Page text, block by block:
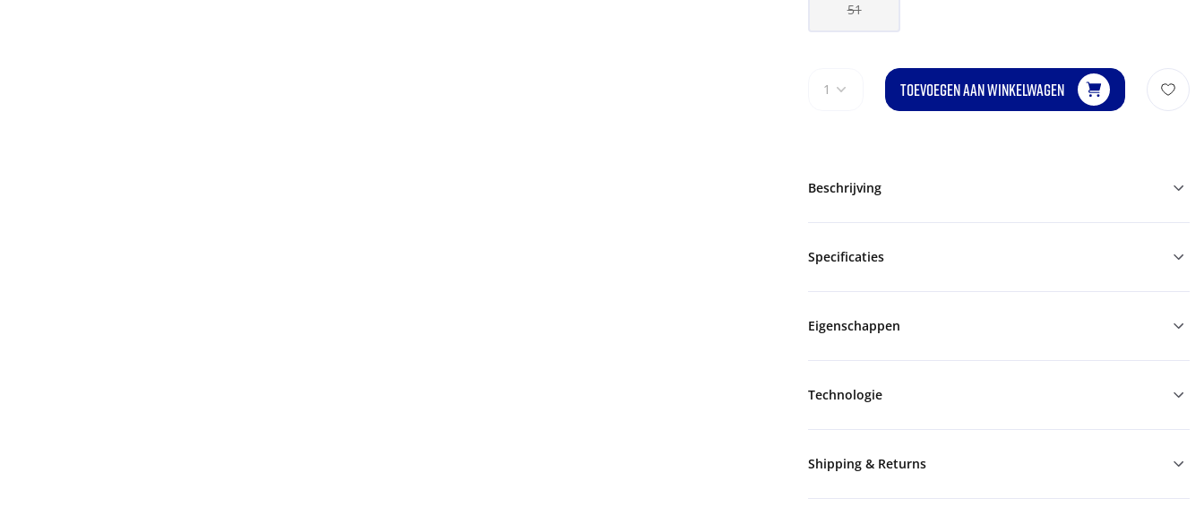
51
1 TOEVOEGEN AAN WINKELWAGEN
Beschrijving
Specificaties
Eigenschappen
Technologie
Shipping & Returns